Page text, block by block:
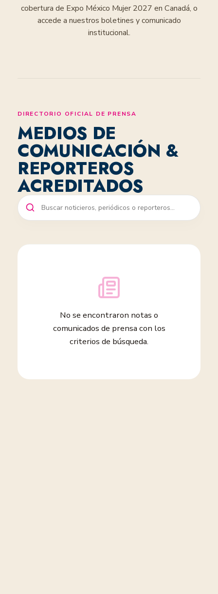
cobertura de Expo México Mujer 2027 en Canadá, o
accede a nuestros boletines y comunicado
institucional.
DIRECTORIO OFICIAL DE PRENSA
MEDIOS DE
COMUNICACIÓN &
REPORTEROS
ACREDITADOS
No se encontraron notas o
comunicados de prensa con los
criterios de búsqueda.